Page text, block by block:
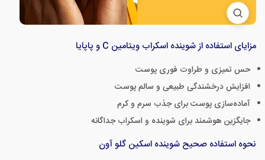
مزایای استفاده از شوینده اسکراب ویتامین C و پاپایا
حس تمیزی و طراوت فوری پوست
افزایش درخشندگی طبیعی و سالم پوست
آماده‌سازی پوست برای جذب سرم و کرم
جایگزین هوشمند برای شوینده و اسکراب جداگانه
نحوه استفاده صحیح شوینده اسکین گلو آون